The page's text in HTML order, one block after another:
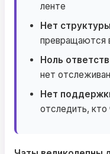
ленте
Нет
превращаются
Ноль
нет
Нет
отследить, кто